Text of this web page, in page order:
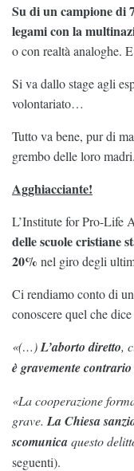
Su di un campione di
legami con la
o con realtà analoghe.
Si va dallo stage agli
volontariato…
Tutto va bene, pur di
grembo delle loro madri.
Agghiacciante!
L’Institute for Pro-Life
delle scuole cristiane
20% nel giro degli
Ci rendiamo conto di
conoscere quel che
«(…)L’aborto diretto,
è gravemente
«La cooperazione
grave. La Chiesa
scomunicaquesto
seguenti).